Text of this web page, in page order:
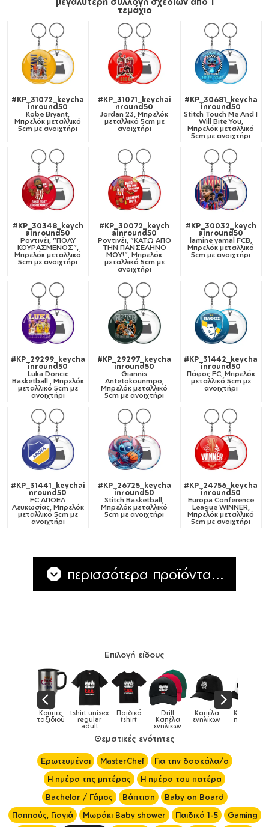
τεμάχιο
#KP_31072_keycha
inround50
Kobe Bryant,
Μπρελόκ μεταλλικό
5cm με ανοιχτήρι
#KP_31071_keychai
nround50
Jordan 23, Μπρελόκ
μεταλλικό 5cm με
ανοιχτήρι
#KP_30681_keycha
inround50
Stitch Touch Me And I
Will Bite You,
Μπρελόκ μεταλλικό
5cm με ανοιχτήρι
#KP_30348_keych
ainround50
Ροντινέι, "ΠΟΛΥ
ΚΟΥΡΑΣΜΕΝΟΣ",
Μπρελόκ μεταλλικό
5cm με ανοιχτήρι
#KP_30072_keych
ainround50
Ροντινέι, "ΚΑΤΩ ΑΠΟ
ΤΗΝ ΠΑΝΣΕΛΗΝΟ
ΜΟΥ!", Μπρελόκ
μεταλλικό 5cm με
ανοιχτήρι
#KP_30032_keych
ainround50
lamine yamal FCB,
Μπρελόκ μεταλλικό
5cm με ανοιχτήρι
#KP_29299_keycha
inround50
Luka Doncic
Basketball , Μπρελόκ
μεταλλικό 5cm με
ανοιχτήρι
#KP_29297_keycha
inround50
Giannis
Antetokounmpo,
Μπρελόκ μεταλλικό
5cm με ανοιχτήρι
#KP_31442_keycha
inround50
Πάφος FC, Μπρελόκ
μεταλλικό 5cm με
ανοιχτήρι
#KP_31441_keychai
nround50
FC ΑΠΟΕΛ
Λευκωσίας, Μπρελόκ
μεταλλικό 5cm με
ανοιχτήρι
#KP_26725_keycha
inround50
Stitch Basketball,
Μπρελόκ μεταλλικό
5cm με ανοιχτήρι
#KP_24756_keycha
inround50
Europa Conference
League WINNER,
Μπρελόκ μεταλλικό
5cm με ανοιχτήρι
περισσότερα προϊόντα...
Επιλογή είδους
Κούπες
ταξιδιού
tshirt unisex
regular
adult
Παιδικό
tshirt
Drill
Καπέλα
ενηλίκων
Καπέλα
ενηλίκων
Καπέλα
παιδικά
Θεματικές ενότητες
Ερωτευμένοι MasterChef
Για την δασκάλα/ο
Η ημέρα της μητέρας
Η ημέρα του πατέρα
Bachelor / Γάμος
Βάπτιση
Baby on Board
Παππούς, Γιαγιά
Μωράκι Baby shower Παιδικά 1-5
Gaming